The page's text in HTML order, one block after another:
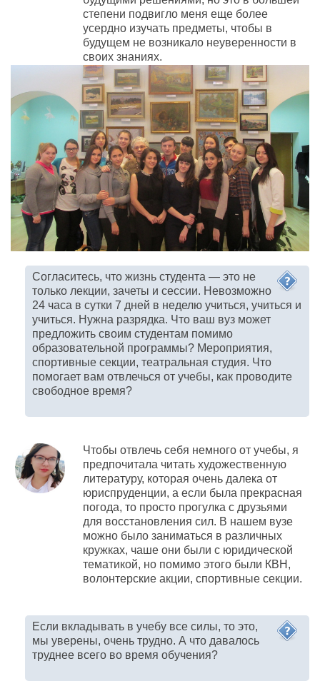
степени подвигло меня еще более
усердно изучать предметы, чтобы в
будущем не возникало неуверенности в
своих знаниях.
Согласитесь, что жизнь студента — это не
только лекции, зачеты и сессии. Невозможно
24 часа в сутки 7 дней в неделю учиться, учиться и
учиться. Нужна разрядка. Что ваш вуз может
предложить своим студентам помимо
образовательной программы? Мероприятия,
спортивные секции, театральная студия. Что
помогает вам отвлечься от учебы, как проводите
свободное время?
Чтобы отвлечь себя немного от учебы, я
предпочитала читать художественную
литературу, которая очень далека от
юриспруденции, а если была прекрасная
погода, то просто прогулка с друзьями
для восстановления сил. В нашем вузе
можно было заниматься в различных
кружках, чаше они были с юридической
тематикой, но помимо этого были КВН,
волонтерские акции, спортивные секции.
Если вкладывать в учебу все силы, то это,
мы уверены, очень трудно. А что давалось
труднее всего во время обучения?